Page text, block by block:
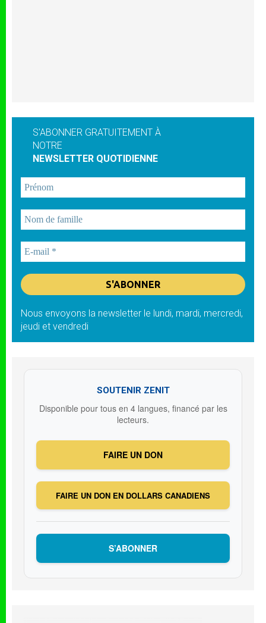
S'ABONNER GRATUITEMENT À
NOTRE
NEWSLETTER QUOTIDIENNE
Nous envoyons la newsletter le lundi, mardi, mercredi,
jeudi et vendredi
SOUTENIR ZENIT
Disponible pour tous en 4 langues, financé par les
lecteurs.
FAIRE UN DON
FAIRE UN DON EN DOLLARS CANADIENS
S’ABONNER